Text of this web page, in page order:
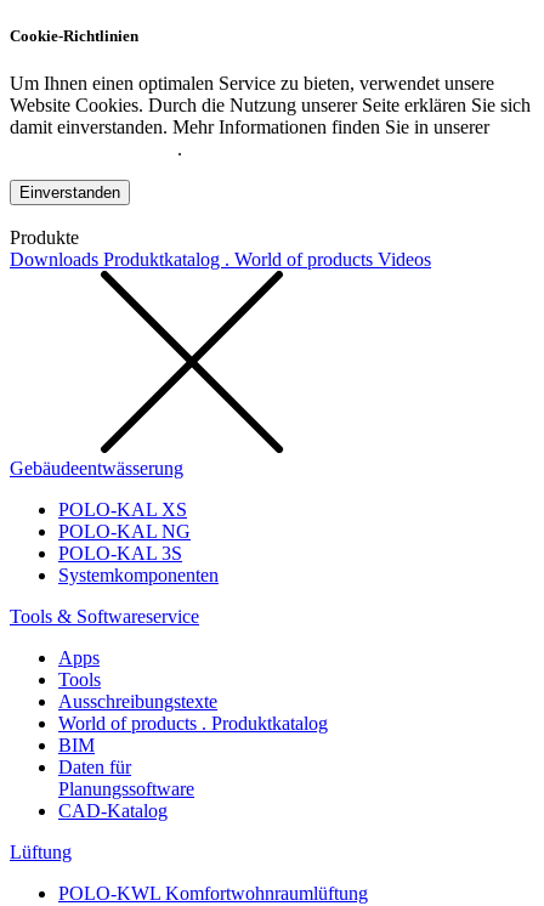
Cookie-Richtlinien
Um Ihnen einen optimalen Service zu bieten, verwendet unsere
Website Cookies. Durch die Nutzung unserer Seite erklären Sie sich
damit einverstanden. Mehr Informationen finden Sie in unserer
.
Einverstanden
Produkte
Downloads Produktkatalog . World of products Videos
Gebäudeentwässerung
POLO-KAL XS
POLO-KAL NG
POLO-KAL 3S
Systemkomponenten
Tools & Softwareservice
Apps
Tools
Ausschreibungstexte
World of products . Produktkatalog
BIM
Daten für
Planungssoftware
CAD-Katalog
Lüftung
POLO-KWL Komfortwohnraumlüftung